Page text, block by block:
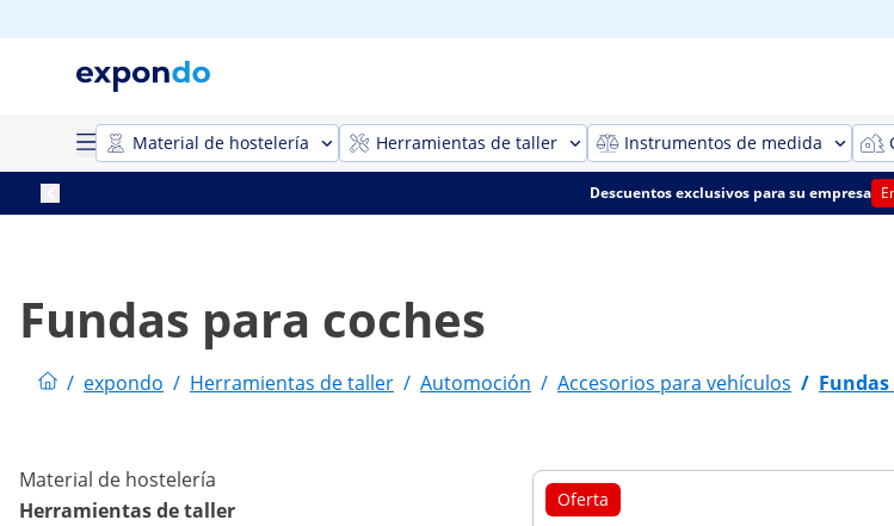
Material de hostelería Herramientas de taller Instrumentos de medida
Descuentos exclusivos para su empresa
Fundas para coches
/ expondo / Herramientas de taller / Automoción / Accesorios para vehículos /
Material de hostelería
Herramientas de taller
Oferta